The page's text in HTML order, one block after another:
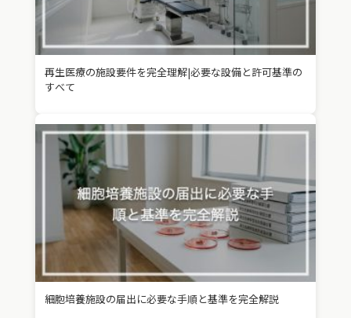
再生医療の施設要件を完全理解|必要な設備と許可基準の
すべて
細胞培養施設の届出に必要な手順と基準を完全解説